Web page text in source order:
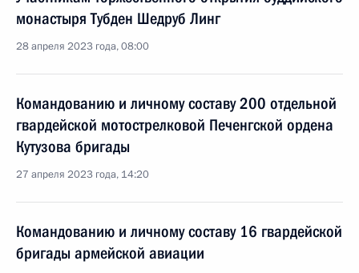
монастыря Тубден Шедруб Линг
28 апреля 2023 года, 08:00
Командованию и личному составу 200 отдельной
гвардейской мотострелковой Печенгской ордена
Кутузова бригады
27 апреля 2023 года, 14:20
Командованию и личному составу 16 гвардейской
бригады армейской авиации